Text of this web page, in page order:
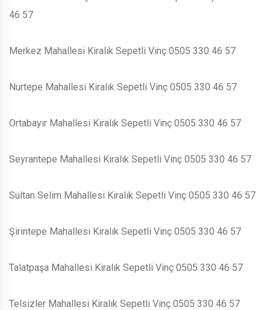
46 57
Merkez Mahallesi Kiralık Sepetli Vinç 0505 330 46 57
Nurtepe Mahallesi Kiralık Sepetli Vinç 0505 330 46 57
Ortabayır Mahallesi Kiralık Sepetli Vinç 0505 330 46 57
Seyrantepe Mahallesi Kiralık Sepetli Vinç 0505 330 46 57
Sultan Selim Mahallesi Kiralık Sepetli Vinç 0505 330 46 57
Şirintepe Mahallesi Kiralık Sepetli Vinç 0505 330 46 57
Talatpaşa Mahallesi Kiralık Sepetli Vinç 0505 330 46 57
Telsizler Mahallesi Kiralık Sepetli Vinç 0505 330 46 57